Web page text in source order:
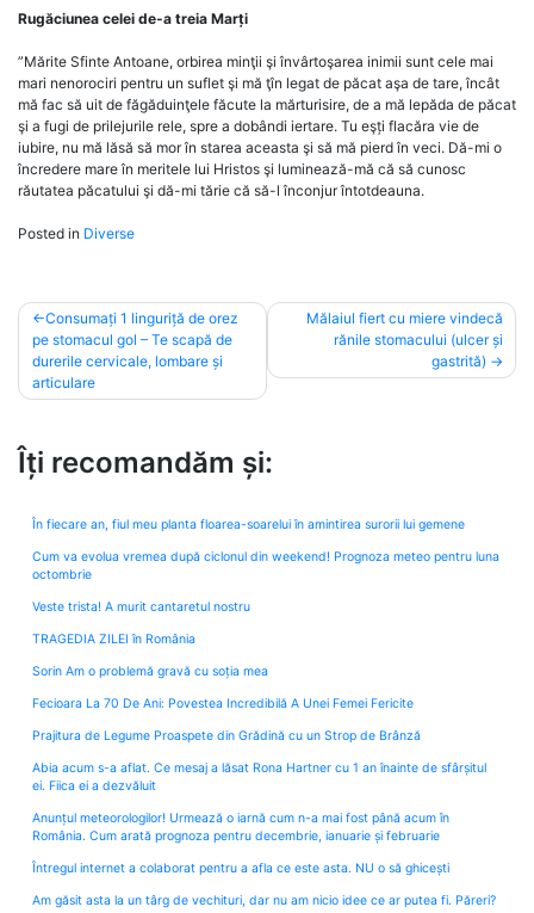
Rugăciunea celei de-a treia Marți
”Mărite Sfinte Antoane, orbirea minţii şi învârtoşarea inimii sunt cele mai
mari nenorociri pentru un suflet şi mă ţîn legat de păcat aşa de tare, încât
mă fac să uit de făgăduinţele făcute la mărturisire, de a mă lepăda de păcat
şi a fugi de prilejurile rele, spre a dobândi iertare. Tu eşți flacăra vie de
iubire, nu mă lăsă să mor în starea aceasta şi să mă pierd în veci. Dă-mi o
încredere mare în meritele lui Hristos şi luminează-mă că să cunosc
răutatea păcatului şi dă-mi tărie că să-l înconjur întotdeauna.
Posted in Diverse
Post
navigation
Consumați 1 linguriță de orez
pe stomacul gol – Te scapă de
durerile cervicale, lombare și
articulare
Mălaiul fiert cu miere vindecă
rănile stomacului (ulcer și
gastrită)
Îți recomandăm și:
În fiecare an, fiul meu planta floarea-soarelui în amintirea surorii lui gemene
Cum va evolua vremea după ciclonul din weekend! Prognoza meteo pentru luna
octombrie
Veste trista! A murit cantaretul nostru
TRAGEDIA ZILEI în România
Sorin Am o problemă gravă cu soția mea
Fecioara La 70 De Ani: Povestea Incredibilă A Unei Femei Fericite
Prajitura de Legume Proaspete din Grădină cu un Strop de Brânză
Abia acum s-a aflat. Ce mesaj a lăsat Rona Hartner cu 1 an înainte de sfârșitul
ei. Fiica ei a dezvăluit
Anunțul meteorologilor! Urmează o iarnă cum n-a mai fost până acum în
România. Cum arată prognoza pentru decembrie, ianuarie și februarie
Întregul internet a colaborat pentru a afla ce este asta. NU o să ghicești
Am găsit asta la un târg de vechituri, dar nu am nicio idee ce ar putea fi. Păreri?